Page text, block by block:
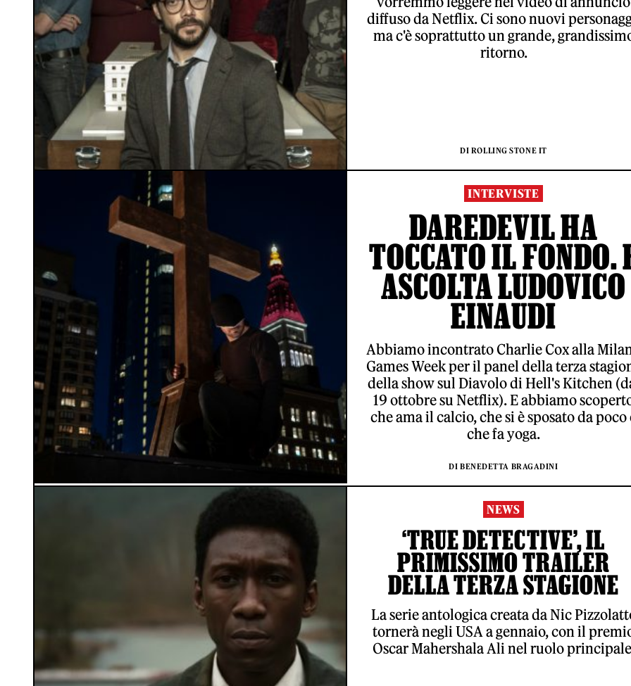
diffuso da Netflix. Ci sono nuovi
ma c'è soprattutto un grande,
ritorno.
DI ROLLING STONE IT
INTERVISTE
DAREDEVIL HA
TOCCATO IL FONDO.
ASCOLTA LUDOVICO
EINAUDI
Abbiamo incontrato Charlie Cox alla
Games Week per il panel della terza
della show sul Diavolo di Hell's Kitchen
19 ottobre su Netflix). E abbiamo
che ama il calcio, che si è sposato da poco
che fa yoga.
DI BENEDETTA BRAGADINI
NEWS
‘TRUE DETECTIVE’, IL
PRIMISSIMO TRAILER
DELLA TERZA STAGIONE
La serie antologica creata da Nic
tornerà negli USA a gennaio, con il
Oscar Mahershala Ali nel ruolo